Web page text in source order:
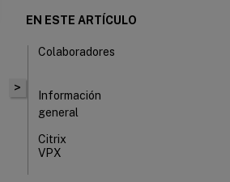
>
EN ESTE ARTÍCULO
Colaboradores
Información
general
Citrix
VPX